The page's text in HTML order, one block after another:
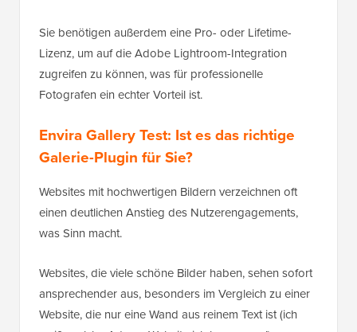
Sie benötigen außerdem eine Pro- oder Lifetime-
Lizenz, um auf die Adobe Lightroom-Integration
zugreifen zu können, was für professionelle
Fotografen ein echter Vorteil ist.
Envira Gallery Test: Ist es das richtige
Galerie-Plugin für Sie?
Websites mit hochwertigen Bildern verzeichnen oft
einen deutlichen Anstieg des Nutzerengagements,
was Sinn macht.
Websites, die viele schöne Bilder haben, sehen sofort
ansprechender aus, besonders im Vergleich zu einer
Website, die nur eine Wand aus reinem Text ist (ich